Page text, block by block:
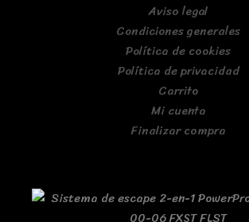
Aviso legal
Condiciones generales
Política de cookies
Política de privacidad
Carrito
Mi cuenta
Finalizar compra